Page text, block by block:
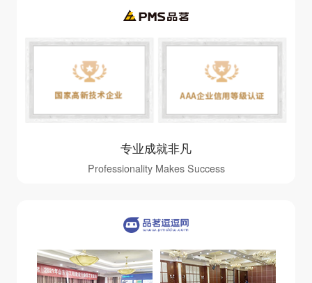
专业成就非凡
Professionality Makes Success